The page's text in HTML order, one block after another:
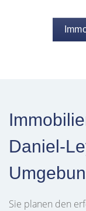
Daniel-
Sie planen den